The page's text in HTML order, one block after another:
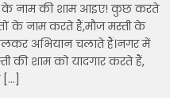
के नाम की शाम आइए! कुछ करते
के नाम करते हैं,मौज मस्ती के
अभियान चलाते हैं।नगर में
की शाम को यादगार करते हैं,